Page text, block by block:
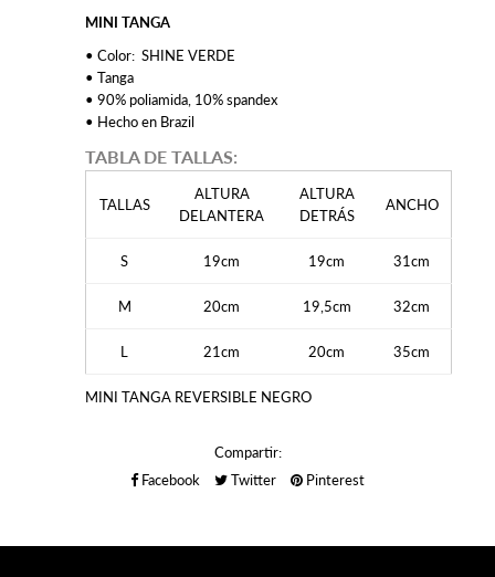
MINI TANGA
• Color: SHINE VERDE
• Tanga
• 90% poliamida, 10% spandex
• Hecho en Brazil
TABLA DE TALLAS:
TALLAS
ALTURA
DELANTERA
ALTURA
DETRÁS
ANCHO
S 19cm 19cm 31cm
M 20cm 19,5cm 32cm
L 21cm 20cm 35cm
MINI TANGA REVERSIBLE NEGRO
Compartir:
Facebook
Twitter Pinterest